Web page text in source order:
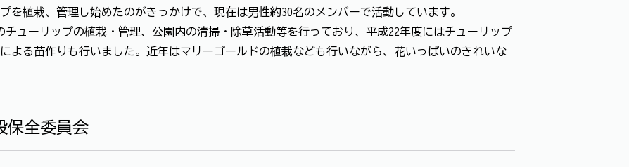
を植栽、管理し始めたのがきっかけで、現在は男性約30名のメンバーで活動しています。
ューリップの植栽・管理、公園内の清掃・除草活動等を行っており、平成22年度にはチューリップ
よる苗作りも行いました。近年はマリーゴールドの植栽なども行いながら、花いっぱいのきれいな
保全委員会